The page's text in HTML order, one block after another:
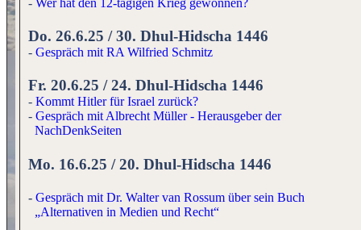
- Wer hat den 12-tägigen Krieg gewonnen?
Do. 26.6.25 / 30. Dhul-Hidscha 1446
- Gespräch mit RA Wilfried Schmitz
Fr. 20.6.25 / 24. Dhul-Hidscha 1446
- Kommt Hitler für Israel zurück?
- Gespräch mit Albrecht Müller - Herausgeber der
NachDenkSeiten
Mo. 16.6.25 / 20. Dhul-Hidscha 1446
- Gespräch mit Dr. Walter van Rossum über sein Buch
„Alternativen in Medien und Recht“